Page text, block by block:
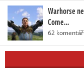
Warhorse
Come…
62